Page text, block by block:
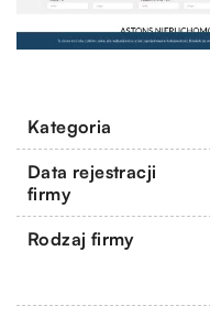
Kategoria
Data rejestracji
firmy
Rodzaj firmy